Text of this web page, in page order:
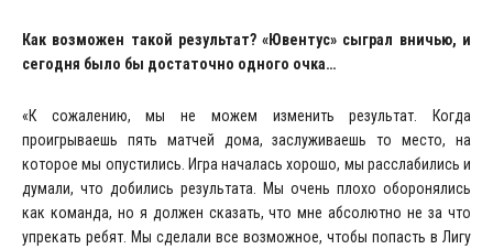
Как возможен такой результат? «Ювентус» сыграл вничью, и
сегодня было бы достаточно одного очка…
«К сожалению, мы не можем изменить результат. Когда
проигрываешь пять матчей дома, заслуживаешь то место, на
которое мы опустились. Игра началась хорошо, мы расслабились и
думали, что добились результата. Мы очень плохо оборонялись
как команда, но я должен сказать, что мне абсолютно не за что
упрекать ребят. Мы сделали все возможное, чтобы попасть в Лигу